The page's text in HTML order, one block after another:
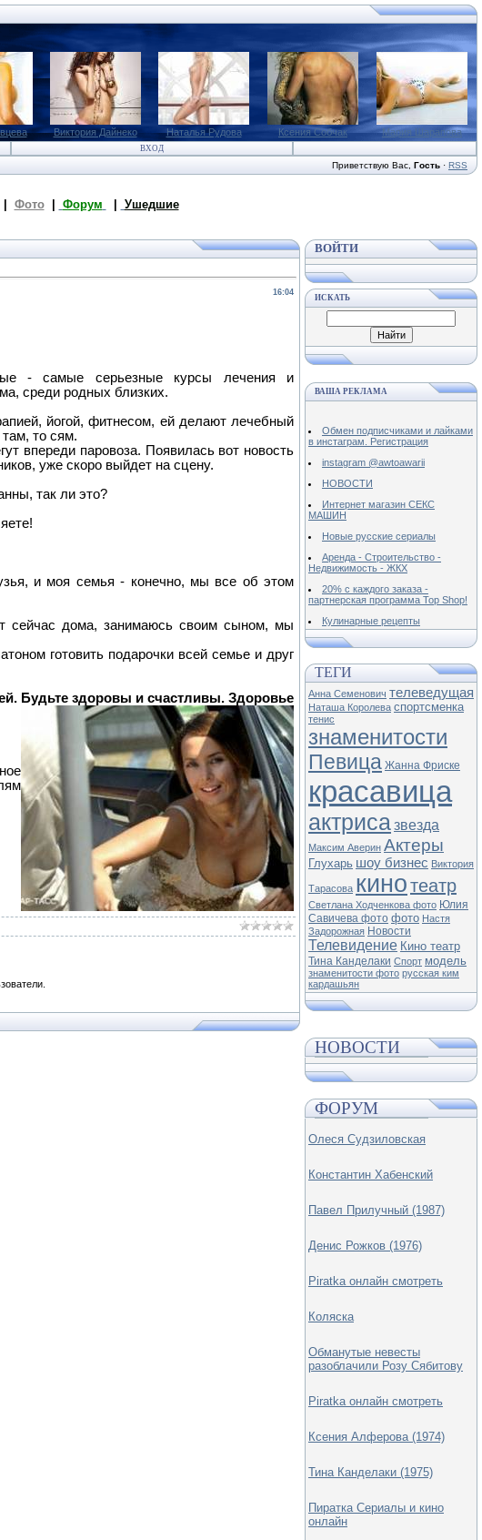
Виктория Дайнеко Наталья Рудова Ксения Собчак Мария Шарапова
ВХОД
Приветствую Вас Гость · RSS
Фото| Форум Ушедшие
16:04
- самые серьезные курсы лечения и
среди родных близких.
йогой, фитнесом, ей делают лечебный
то сям.
впереди паровоза. Появилась вот новость
уже скоро выйдет на сцену.
так ли это?
и моя семья - конечно, мы все об этом
сейчас дома, занимаюсь своим сыном, мы
готовить подарочки всей семье и друг
Будьте здоровы и счастливы. Здоровье
ВОЙТИ
ИСКАТЬ
ВАША РЕКЛАМА
Обмен подписчиками и лайками
в инстаграм. Регистрация
instagram @awtoawarii
НОВОСТИ
Интернет магазин СЕКС
МАШИН
Новые русские сериалы
Аренда - Строительство -
Недвижимость - ЖКХ
20% с каждого заказа -
партнерская программа Top Shop!
Кулинарные рецепты
ТЕГИ
Анна Семенович телеведущая
Наташа Королева спортсменка
тенис
знаменитости
Певица Жанна Фриске
красавица
актрисазвезда
Максим Аверин Актеры
Глухарь шоу бизнес Виктория
Тарасова кинотеатр
Светлана Ходченкова фото Юлия
Савичева фото фото Настя
Задорожная Новости
Телевидение Кино театр
Тина Канделаки Спорт модель
знаменитости фото русская ким
кардашьян
НОВОСТИ
ФОРУМ
Олеся Судзиловская
Константин Хабенский
Павел Прилучный (1987)
Денис Рожков (1976)
Piratka онлайн смотреть
Коляска
Обманутые невесты
разоблачили Розу Сябитову
Piratka онлайн смотреть
Ксения Алферова (1974)
Тина Канделаки (1975)
Пиратка Сериалы и кино
онлайн